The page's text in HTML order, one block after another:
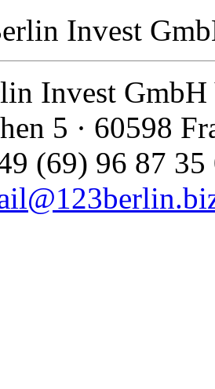
Invest
Invest GmbH
5 · 60598
(69) 96 87 35